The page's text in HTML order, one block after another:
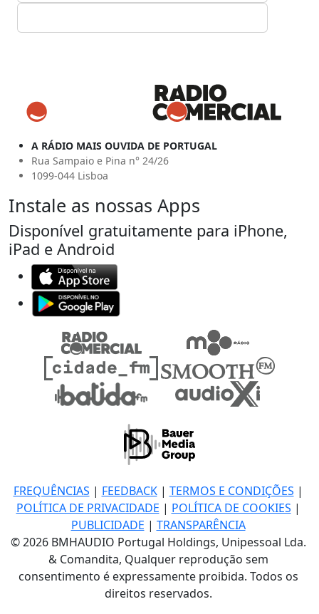
A RÁDIO MAIS OUVIDA DE PORTUGAL
Rua Sampaio e Pina n° 24/26
1099-044 Lisboa
Instale as nossas Apps
Disponível gratuitamente para iPhone,
iPad e Android
FREQUÊNCIAS | FEEDBACK| TERMOS E CONDIÇÕES |
POLÍTICA DE PRIVACIDADE | POLÍTICA DE COOKIES |
PUBLICIDADE | TRANSPARÊNCIA
© 2026 BMHAUDIO Portugal Holdings, Unipessoal Lda.
& Comandita, Qualquer reprodução sem
consentimento é expressamente proibida. Todos os
direitos reservados.